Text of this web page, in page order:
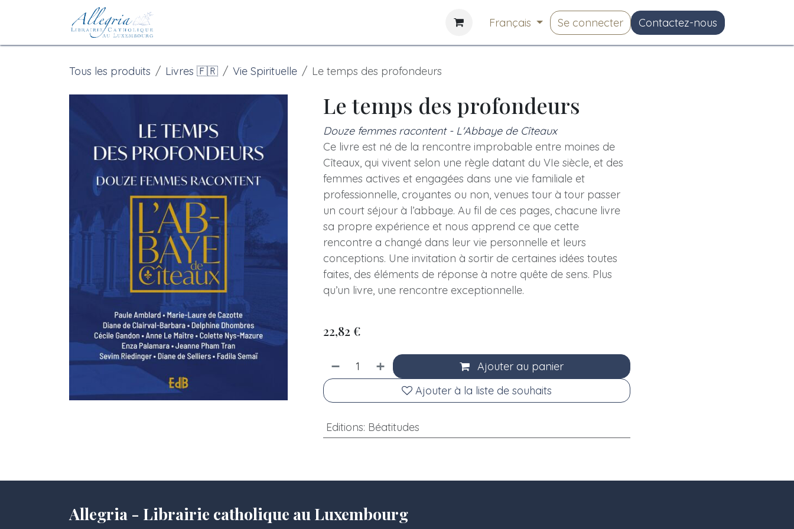
Se rendre au contenu
Français Se connecter Contactez-nous
Tous les produits Livres 🇫🇷 Vie Spirituelle Le temps des profondeurs
Le temps des profondeurs
Douze femmes racontent - L'Abbaye de Cîteaux
Ce livre est né de la rencontre improbable entre moines de
Cîteaux, qui vivent selon une règle datant du VIe siècle, et des
femmes actives et engagées dans une vie familiale et
professionnelle, croyantes ou non, venues tour à tour passer
un court séjour à l’abbaye. Au fil de ces pages, chacune livre
sa propre expérience et nous apprend ce que cette
rencontre a changé dans leur vie personnelle et leurs
conceptions. Une invitation à sortir de certaines idées toutes
faites, des éléments de réponse à notre quête de sens. Plus
qu’un livre, une rencontre exceptionnelle.
22,82 €
Ajouter au panier
Ajouter à la liste de souhaits
Editions: Béatitudes
Allegria - Librairie catholique au Luxembourg